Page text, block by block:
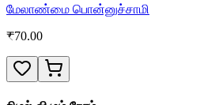
மேலாண்மை பொன்னுச்சாமி
₹70.00